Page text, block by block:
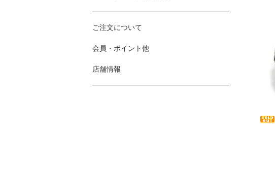
ご注文について
会員・ポイント他
店舗情報